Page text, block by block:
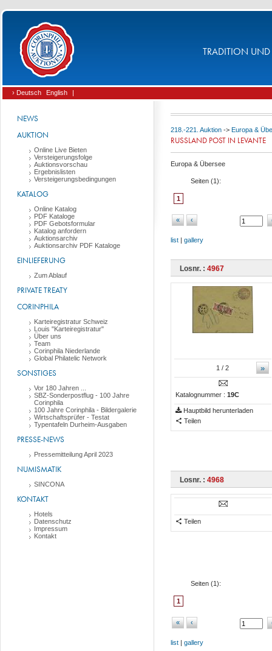
TRADITION UND
› Deutsch English |
NEWS
AUKTION
Online Live Bieten
Versteigerungsfolge
Auktionsvorschau
Ergebnislisten
Versteigerungsbedingungen
KATALOG
Online Katalog
PDF Kataloge
PDF Gebotsformular
Katalog anfordern
Auktionsarchiv
Auktionsarchiv PDF Kataloge
EINLIEFERUNG
Zum Ablauf
PRIVATE TREATY
CORINPHILA
Karteiregistratur Schweiz
Louis "Karteiregistratur"
Über uns
Team
Corinphila Niederlande
Global Philatelic Network
SONSTIGES
Vor 180 Jahren ...
SBZ-Sonderpostflug - 100 Jahre
Corinphila
100 Jahre Corinphila - Bildergalerie
Wirtschaftsprüfer - Testat
Typentafeln Durheim-Ausgaben
PRESSE-NEWS
Pressemitteilung April 2023
NUMISMATIK
SINCONA
KONTAKT
Hotels
Datenschutz
Impressum
Kontakt
218.-221. Auktion -> Europa &
RUSSLAND POST IN LEVANTE
Europa & Übersee
Seiten (1):
1
« ‹
list | gallery
Losnr. : 4967
»
1 / 2
Katalognummer : 19C
Hauptbild herunterladen
Teilen
Losnr. : 4968
Teilen
Seiten (1 ):
1
« ‹
list gallery